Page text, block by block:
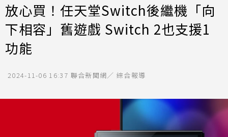
放心買！任天堂Switch後繼機「向
下相容」舊遊戲 Switch 2也支援1
功能
2024-11-06 16:37 聯合新聞網／ 綜合報導